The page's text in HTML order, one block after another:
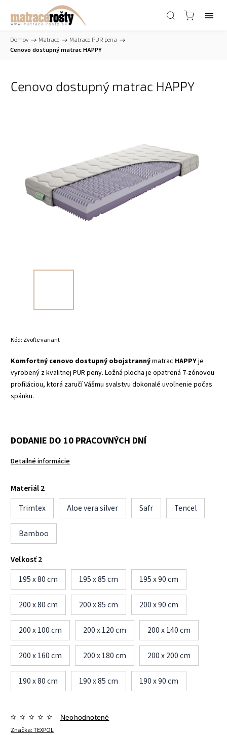
Domov / Matrace / Matrace PUR pena /
Cenovo dostupný matrac HAPPY
Cenovo dostupný matrac HAPPY
Kód: Zvoľte variant
Komfortný cenovo dostupný obojstrannýmatrac HAPPYje
vyrobený z kvalitnej PUR peny. Ložná plocha je opatrená 7-zónovou
profiláciou, ktorá zaručí Vášmu svalstvu dokonalé uvoľnenie počas
spánku.
DODANIE DO 10 PRACOVNÝCH DNÍ
Detailné informácie
Materiál 2
Trimtex
Aloe vera silver Safr Tencel
Bamboo
Veľkosť 2
195 x 80 cm
195 x 85 cm 195 x 90 cm
200 x 80 cm 200 x 85 cm 200 x 90 cm
200 x 100 cm 200 x 120 cm 200 x 140 cm
200 x 160 cm 200 x 180 cm 200 x 200 cm
190 x 80 cm 190 x 85 cm 190 x 90 cm
Značka:TEXPOL
Neohodnotené